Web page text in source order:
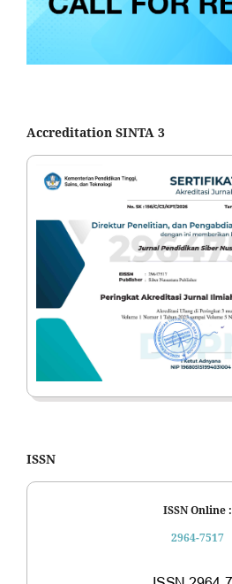
Accreditation SINTA 3
ISSN
ISSN Online :
2964-7517